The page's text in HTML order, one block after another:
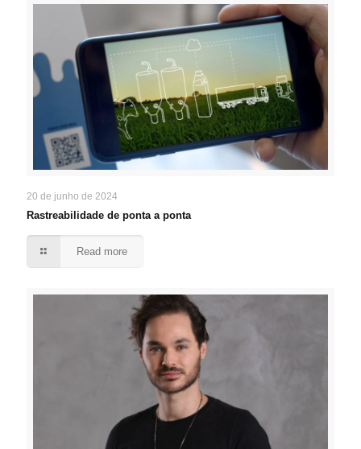
20 de junho de 2024
Rastreabilidade de ponta a ponta
Read more